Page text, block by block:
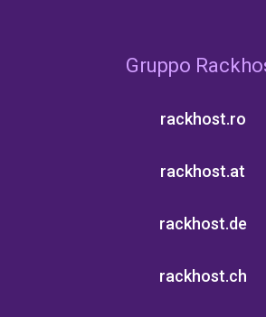
Gruppo
rackhost.ro
rackhost.at
rackhost.de
rackhost.ch